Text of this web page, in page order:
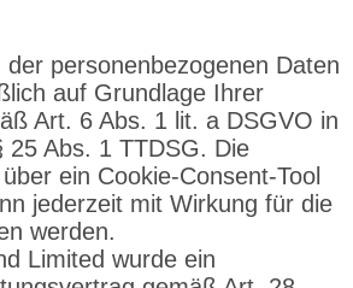
der personenbezogenen Daten
auf Grundlage Ihrer
Art. 6 Abs. 1 lit. a DSGVO in
25 Abs. 1 TTDSG. Die
ein Cookie-Consent-Tool
jederzeit mit Wirkung für die
werden.
Limited wurde ein